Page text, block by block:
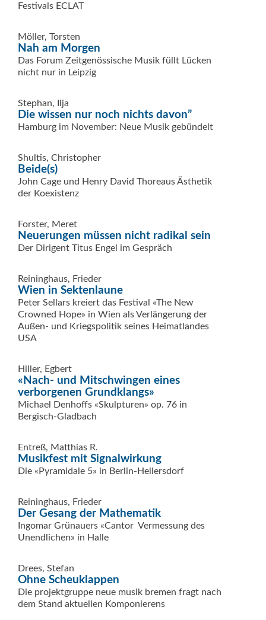
Festivals ECLAT
Möller, Torsten
Nah am Morgen
Das Forum Zeitgenössische Musik füllt Lücken 
nicht nur in Leipzig
Stephan, Ilja
Die wissen nur noch nichts davon”
Hamburg im November: Neue Musik gebündelt
Shultis, Christopher
Beide(s)
John Cage und Henry David Thoreaus Ästhetik
der Koexistenz
Forster, Meret
Neuerungen müssen nicht radikal sein
Der Dirigent Titus Engel im Gespräch
Reininghaus, Frieder
Wien in Sektenlaune
Peter Sellars kreiert das Festival «The New
Crowned Hope» in Wien als Verlängerung der
Außen- und Kriegspolitik seines Heimatlandes
USA
Hiller, Egbert
«Nach- und Mitschwingen eines
verborgenen Grundklangs»
Michael Denhoffs «Skulpturen» op. 76 in
Bergisch-Gladbach
Entreß, Matthias R.
Musikfest mit Signalwirkung
Die «Pyramidale 5» in Berlin-Hellersdorf
Reininghaus, Frieder
Der Gesang der Mathematik
Ingomar Grünauers «Cantor  Vermessung des
Unendlichen» in Halle
Drees, Stefan
Ohne Scheuklappen
Die projektgruppe neue musik bremen fragt nach
dem Stand aktuellen Komponierens